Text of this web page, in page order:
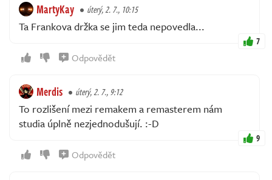
MartyKay úterý, 2. 7., 10:15
Ta Frankova držka se jim teda nepovedla...
7
Odpovědět
Merdis úterý, 2. 7., 9:12
To rozlišení mezi remakem a remasterem nám
studia úplně nezjednodušují. :⁠-⁠D
9
Odpovědět